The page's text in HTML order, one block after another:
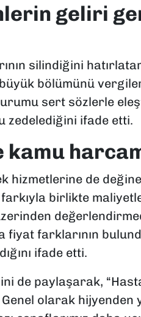
geliri
silindiğini
bölümünü
sert sözlerle
zedelediğini ifade etti.
kamu
hizmetlerine de
birlikte
fiyat farklarının
ifade etti.
de paylaşarak,
olarak hijyenden